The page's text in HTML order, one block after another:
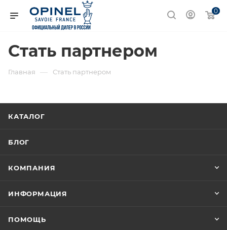
0
Стать партнером
Главная — Стать партнером
КАТАЛОГ
БЛОГ
КОМПАНИЯ
ИНФОРМАЦИЯ
ПОМОЩЬ